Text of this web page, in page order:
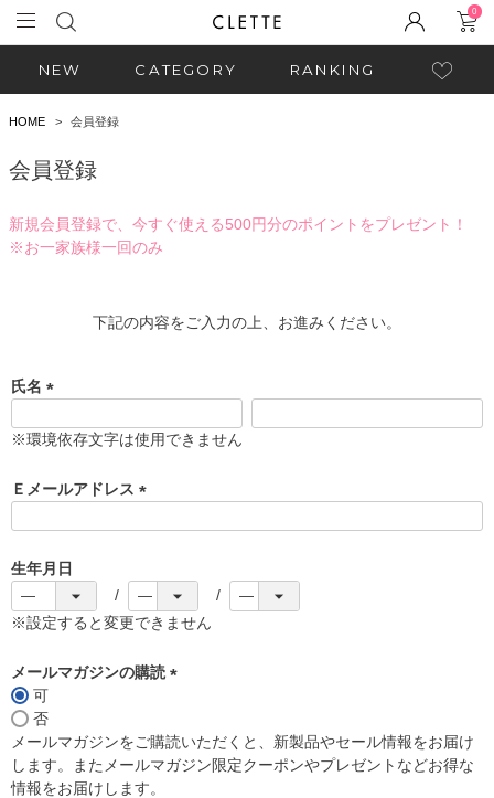
0
NEW CATEGORY RANKING
HOME 会員登録
会員登録
新規会員登録で、今すぐ使える500円分のポイントをプレゼント！
※お一家族様一回のみ
下記の内容をご入力の上、お進みください。
氏名
必
)
※環境依存文字は使用できません
Ｅメールアドレス
)
生年月日
※設定すると変更できません
メールマガジンの購読
須
)
可
否
メールマガジンをご購読いただくと、新製品やセール情報をお届け
します。またメールマガジン限定クーポンやプレゼントなどお得な
情報をお届けします。